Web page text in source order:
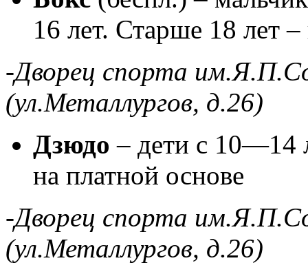
16 лет. Старше 18 лет
-Дворец спорта
(ул.Металлургов, д.26)
Дзюдо– дети с 10—14
на платной основе
-Дворец спорта
(ул.Металлургов, д.26)